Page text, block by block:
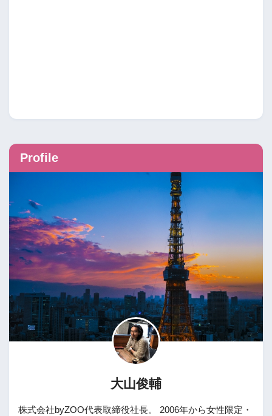
Profile
大山俊輔
株式会社byZOO代表取締役社長。 2006年から女性限定・